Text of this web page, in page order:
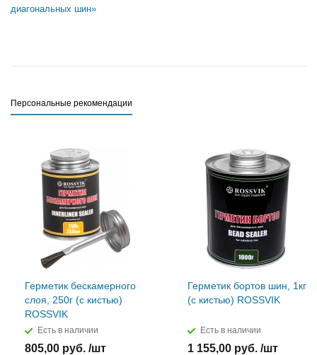
диагональных шин»
Персональные рекомендации
Герметик бескамерного
слоя, 250г (с кистью)
ROSSVIK
Есть в наличии
805,00 руб. /шт
Герметик бортов шин, 1кг
(с кистью) ROSSVIK
Есть в наличии
1 155,00 руб. /шт